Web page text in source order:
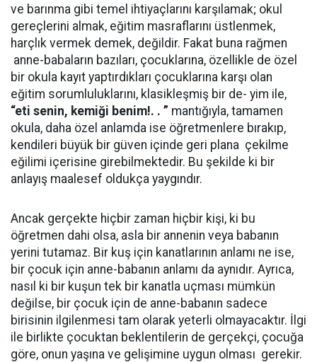
ve barınma gibi temel ihtiyaçlarını karşılamak; okul
gereçlerini almak, eğitim masraflarını üstlenmek,
harçlık vermek demek, değildir. Fakat buna rağmen
anne-babaların bazıları, çocuklarına, özellikle de özel
bir okula kayıt yaptırdıkları çocuklarına karşı olan
eğitim sorumluluklarını, klasikleşmiş bir de- yim ile,
“eti senin, kemiği benim!. . ” mantığıyla, tamamen
okula, daha özel anlamda ise öğretmenlere bırakıp,
kendileri büyük bir güven içinde geri plana çekilme
eğilimi içerisine girebilmektedir. Bu şekilde ki bir
anlayış maalesef oldukça yaygındır.
Ancak gerçekte hiçbir zaman hiçbir kişi, ki bu
öğretmen dahi olsa, asla bir annenin veya babanın
yerini tutamaz. Bir kuş için kanatlarının anlamı ne ise,
bir çocuk için anne-babanın anlamı da aynıdır. Ayrıca,
nasıl ki bir kuşun tek bir kanatla uçması mümkün
değilse, bir çocuk için de anne-babanın sadece
birisinin ilgilenmesi tam olarak yeterli olmayacaktır. İlgi
ile birlikte çocuktan beklentilerin de gerçekçi, çocuğa
göre, onun yaşına ve gelişimine uygun olması gerekir.